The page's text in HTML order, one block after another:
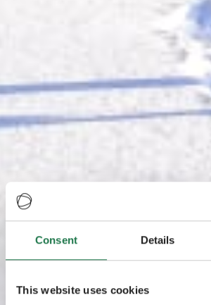
Consent Details
This website uses cookies